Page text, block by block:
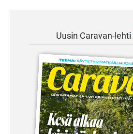
Uusin Caravan-lehti